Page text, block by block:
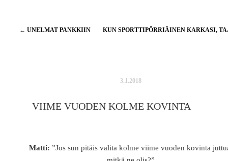
Artikkelien
← UNELMAT PANKKIIN KUN SPORTTIPÖRRIÄINEN KARKASI,
3.1.2018
VIIME VUODEN KOLME KOVINTA
Matti: ”Jos sun pitäis valita kolme viime vuoden kovinta